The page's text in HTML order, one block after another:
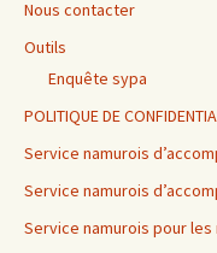
Nous contacter
Outils
Enquête sypa
POLITIQUE DE
Service namurois
Service namurois
Service namurois pour